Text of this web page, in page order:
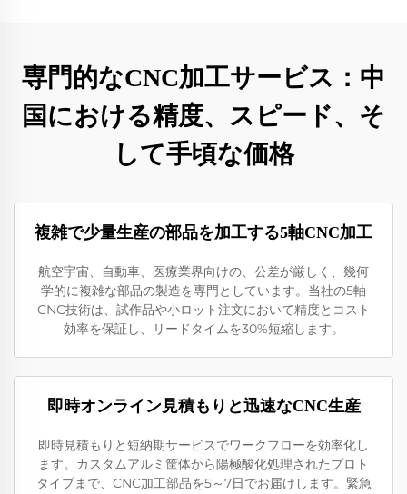
専門的なCNC加工サービス：中
国における精度、スピード、そ
して手頃な価格
複雑で少量生産の部品を加工する5軸CNC加工
航空宇宙、自動車、医療業界向けの、公差が厳しく、幾何
学的に複雑な部品の製造を専門としています。当社の5軸
CNC技術は、試作品や小ロット注文において精度とコスト
効率を保証し、リードタイムを30%短縮します。
即時オンライン見積もりと迅速なCNC生産
即時見積もりと短納期サービスでワークフローを効率化し
ます。カスタムアルミ筐体から陽極酸化処理されたプロト
タイプまで、CNC加工部品を5～7日でお届けします。緊急